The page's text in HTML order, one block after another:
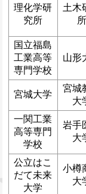
理化学研
究所
土木
所
国立福島
工業高等
専門学校
山形
宮城大学
宮城
大
一関工業
高等専門
学校
岩手
大
公立はこ
だて未来
大学
小樽
大